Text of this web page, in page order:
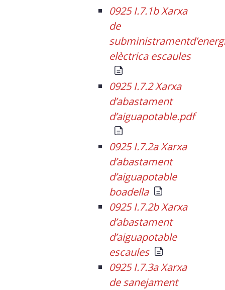
0925 I.7.1b Xarxa
de
elèctrica escaules
0925 I.7.2 Xarxa
d’abastament
d’aiguapotable.pdf
0925 I.7.2a Xarxa
d’abastament
d’aiguapotable
boadella
0925 I.7.2b Xarxa
d’abastament
d’aiguapotable
escaules
0925 I.7.3a Xarxa
de sanejament